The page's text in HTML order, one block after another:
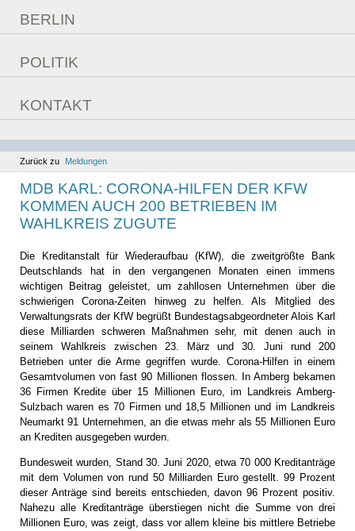
Bilder
BERLIN
Reden
POLITIK
Bilanz
Ziele
Kommunales
KONTAKT
Berlinfahrt
Zurück zu Meldungen
MDB KARL: CORONA-HILFEN DER KFW
KOMMEN AUCH 200 BETRIEBEN IM
WAHLKREIS ZUGUTE
Die Kreditanstalt für Wiederaufbau (KfW), die zweitgrößte Bank
Deutschlands hat in den vergangenen Monaten einen immens
wichtigen Beitrag geleistet, um zahllosen Unternehmen über die
schwierigen Corona-Zeiten hinweg zu helfen. Als Mitglied des
Verwaltungsrats der KfW begrüßt Bundestagsabgeordneter Alois Karl
diese Milliarden schweren Maßnahmen sehr, mit denen auch in
seinem Wahlkreis zwischen 23. März und 30. Juni rund 200
Betrieben unter die Arme gegriffen wurde. Corona-Hilfen in einem
Gesamtvolumen von fast 90 Millionen flossen. In Amberg bekamen
36 Firmen Kredite über 15 Millionen Euro, im Landkreis Amberg-
Sulzbach waren es 70 Firmen und 18,5 Millionen und im Landkreis
Neumarkt 91 Unternehmen, an die etwas mehr als 55 Millionen Euro
an Krediten ausgegeben wurden.
Bundesweit wurden, Stand 30. Juni 2020, etwa 70 000 Kreditanträge
mit dem Volumen von rund 50 Milliarden Euro gestellt. 99 Prozent
dieser Anträge sind bereits entschieden, davon 96 Prozent positiv.
Nahezu alle Kreditanträge überstiegen nicht die Summe von drei
Millionen Euro, was zeigt, dass vor allem kleine bis mittlere Betriebe